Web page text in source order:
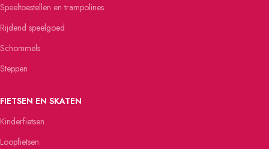
Speeltoestellen en trampolines
Rijdend speelgoed
Schommels
Steppen
FIETSEN EN SKATEN
Kinderfietsen
Loopfietsen